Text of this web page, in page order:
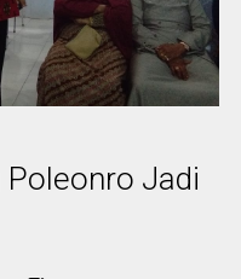
Poleonro Jadi